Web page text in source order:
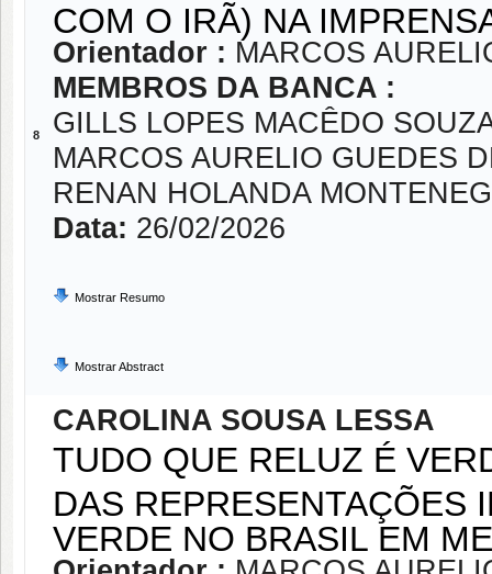
8
COM O IRÃ) NA
Orientador : MARCOS
MEMBROS DA BANCA :
GILLS LOPES MACÊDO
MARCOS AURELIO GUEDES
RENAN HOLANDA
Data: 26/02/2026
Mostrar Resumo
Mostrar Abstract
CAROLINA SOUSA LESSA
TUDO QUE RELUZ É
DAS REPRESENTAÇÕES
VERDE NO BRASIL EM